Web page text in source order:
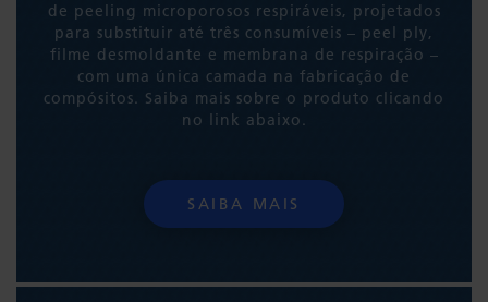
de peeling microporosos respiráveis, projetados
para substituir até três consumíveis – peel ply,
filme desmoldante e membrana de respiração –
com uma única camada na fabricação de
compósitos. Saiba mais sobre o produto clicando
no link abaixo.
SAIBA MAIS